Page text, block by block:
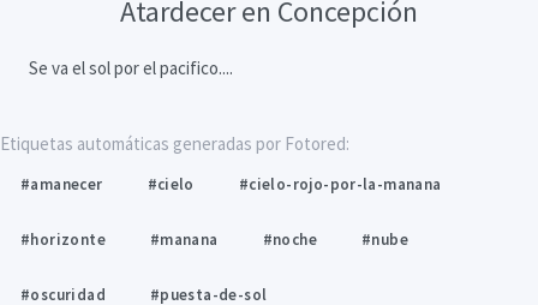
Atardecer en Concepción
Se va el sol por el pacifico....
Etiquetas automáticas generadas por Fotored:
#amanecer #cielo #cielo-rojo-por-la-manana
#horizonte #manana #noche #nube
#oscuridad #puesta-de-sol